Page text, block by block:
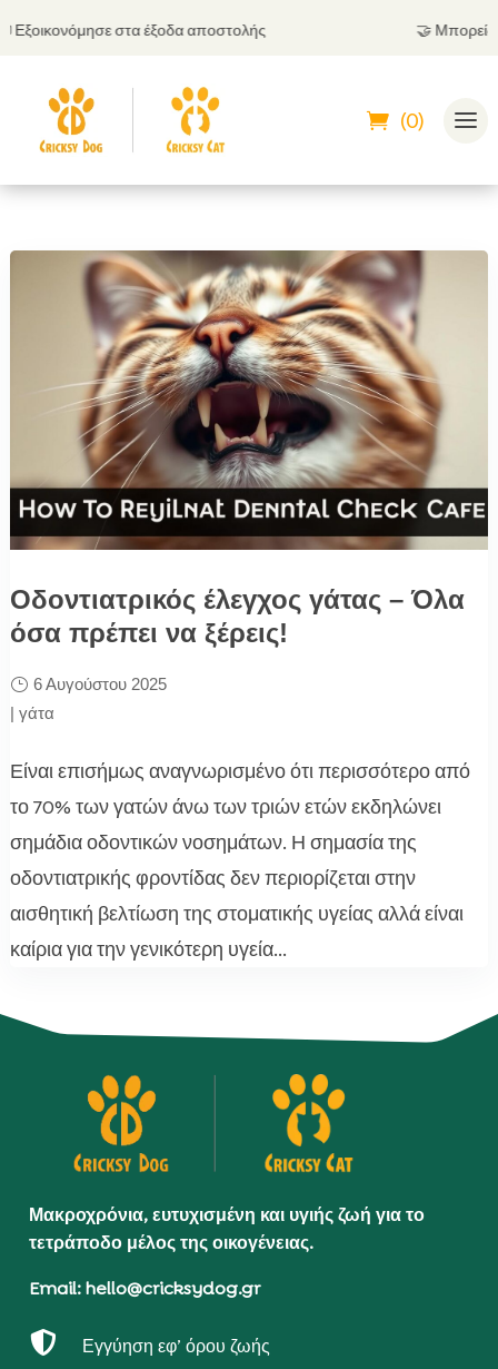
στα έξοδα αποστολής Μπορείς να
(0)
Οδοντιατρικός έλεγχος γάτας – Όλα
όσα πρέπει να ξέρεις!
6 Αυγούστου 2025
| γάτα
Είναι επισήμως αναγνωρισμένο ότι περισσότερο από
το 70% των γατών άνω των τριών ετών εκδηλώνει
σημάδια οδοντικών νοσημάτων. Η σημασία της
οδοντιατρικής φροντίδας δεν περιορίζεται στην
αισθητική βελτίωση της στοματικής υγείας αλλά είναι
καίρια για την γενικότερη υγεία...
Μακροχρόνια, ευτυχισμένη και υγιής ζωή για το
τετράποδο μέλος της οικογένειας.
Email: hello@cricksydog.gr
 Εγγύηση εφ’ όρου ζωής